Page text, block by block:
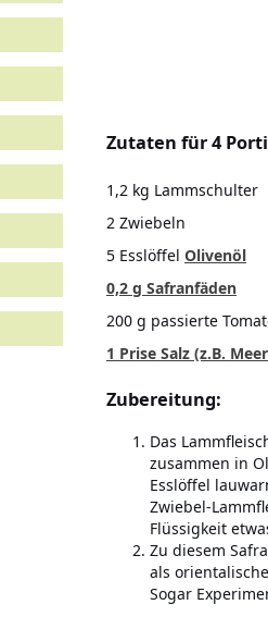
Zutaten für 4
1,2 kg Lammschulter
2 Zwiebeln
5 Esslöffel Olivenöl
0,2 g Safranfäden
200 g passierte
1 Prise Salz (z.B.
Zubereitung:
Das
zusammen in
Esslöffel
Zwiebel-
Flüssigkeit
Zu diesem
als
Sogar